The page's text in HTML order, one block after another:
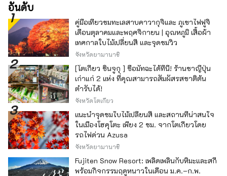
อันดับ
คู่มือเที่ยวชมทะเลสาบคาวากุจิและ ภูเขาไฟฟูจิ
เดือนตุลาคมและพฤศจิกายน | อุณหภูมิ เสื้อผ้า
เทศกาลใบไม้เปลี่ยนสี และจุดชมวิว
จังหวัดยามานาชิ
[โตเกียว ชินจูกุ ] ซื้อมัทฉะได้ที่นี่! ร้านชาญี่ปุ่น
เก่าแก่ 2 แห่ง ที่คุณสามารถสัมผัสรสชาติต้น
ตำรับได้!
จังหวัดโตเกียว
แนะนำจุดชมใบไม้เปลี่ยนสี และสถานที่น่าสนใจ
ในเมืองโฮคุโตะ เพียง 2 ชม. จากโตเกียวโดย
รถไฟด่วน Azusa
จังหวัดยามานาชิ
Fujiten Snow Resort: เพลิดเพลินกับหิมะและสกี
พร้อมกิจกรรมฤดูหนาวในเดือน ม.ค.–ก.พ.